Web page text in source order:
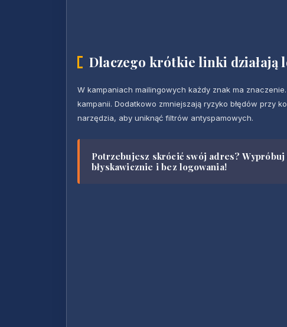
Dlaczego krótkie linki działają
W kampaniach mailingowych każdy znak ma
kampanii. Dodatkowo zmniejszają ryzyko błędów przy
narzędzia, aby uniknąć filtrów antyspamowych.
Potrzebujesz skrócić swój adres? Wypróbuj
błyskawicznie i bez logowania!